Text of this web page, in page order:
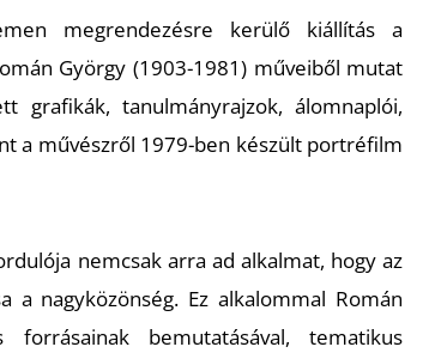
megrendezésre kerülő kiállítás a
György (1903-1981) műveiből mutat
grafikák, tanulmányrajzok, álomnaplói,
a művészről 1979-ben készült portréfilm
nemcsak arra ad alkalmat, hogy az
nagyközönség. Ez alkalommal Román
forrásainak bemutatásával, tematikus